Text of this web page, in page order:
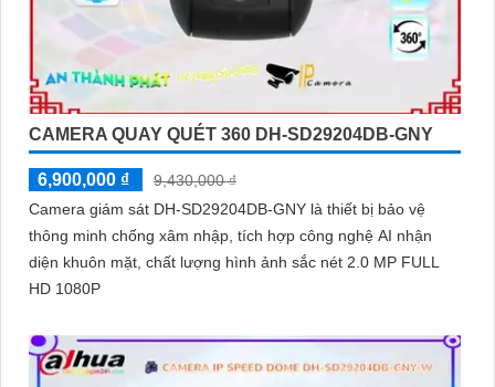
CAMERA QUAY QUÉT 360 DH-SD29204DB-GNY
6,900,000 ₫
9,430,000 ₫
Camera giám sát DH-SD29204DB-GNY là thiết bị bảo vệ
thông minh chống xâm nhập, tích hợp công nghệ AI nhận
diện khuôn mặt, chất lượng hình ảnh sắc nét 2.0 MP FULL
HD 1080P